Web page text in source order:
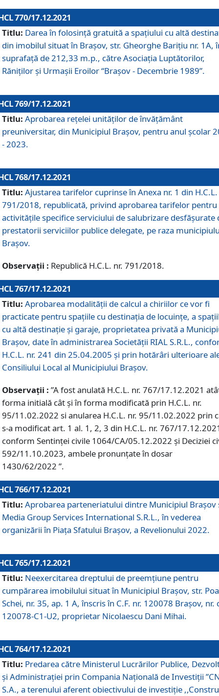
770/17.12.2021
Titlu: Darea în folosinţă gratuită a spaţiului cu altă
din imobilul situat în Braşov, str. Gheorghe Bariţiu nr. 1A,
suprafaţă de 212,33 m.p., către Asociaţia Luptătorilor,
Răniţilor şi Urmaşii Eroilor “Braşov - Decembrie 1989”.
769/17.12.2021
Titlu: Aprobarea reţelei unităţilor de învăţământ
preuniversitar, din Municipiul Braşov, pentru anul şcolar
- 2023.
768/17.12.2021
Titlu: Ajustarea tarifelor cuprinse în Anexa nr. 1 din H.C.L.
791/2018, republicată, privind aprobarea tarifelor pentru
activităţile specifice serviciului de salubrizare desfăşurate
prestatorii serviciilor publice delegate, pe raza
Braşov.
Observații : Republică H.C.L. nr. 791/2018.
767/17.12.2021
Titlu: Aprobarea modalității de calcul a chiriilor ce vor fi
practicate pentru spaţiile cu destinaţia de locuinţe, a
cu altă destinaţie şi garaje, proprietatea privată a
Braşov, date în administrarea Societăţii RIAL S.R.L.,
H.C.L. nr. 241 din 25.04.2005 și prin hotărâri ulterioare
Consiliului Local al Municipiului Braşov.
Observații : ”A fost anulată H.C.L. nr. 767/17.12.2021
forma initială cât și în forma modificată prin H.C.L. nr.
95/11.02.2022 si anularea H.C.L. nr. 95/11.02.2022 prin
s-a modificat art. 1 al. 1, 2, 3 din H.C.L. nr. 767/
conform Sentinței civile 1064/CA/05.12.2022 și Deciziei
592/11.10.2023, ambele pronunțate în dosar
1430/62/2022 ”.
766/17.12.2021
Titlu: Aprobarea parteneriatului dintre Municipiul Brașov
Media Group Services International S.R.L., în vederea
organizării în Piața Sfatului Brașov, a Revelionului 2022.
765/17.12.2021
Titlu: Neexercitarea dreptului de preemţiune pentru
cumpărarea imobilului situat în Municipiul Braşov, str.
Schei, nr. 35, ap. 1 A, înscris în C.F. nr. 120078 Brașov, nr.
120078-C1-U2, proprietar Nicolaescu Dani Mihai.
764/17.12.2021
Titlu: Predarea către Ministerul Lucrărilor Publice,
și Administrației prin Compania Naţională de Investiţii
S.A., a terenului aferent obiectivului de investiţie